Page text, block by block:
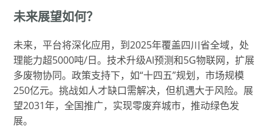
未来展望如何？
未来，平台将深化应用，到2025年覆盖四川省全域，处
理能力超5000吨/日。技术升级AI预测和5G物联网，扩展
多废物协同。政策支持下，如“十四五”规划，市场规模
250亿元。挑战如人才缺口需解决，但机遇大于风险。展
望2031年，全国推广，实现零废弃城市，推动绿色发
展。